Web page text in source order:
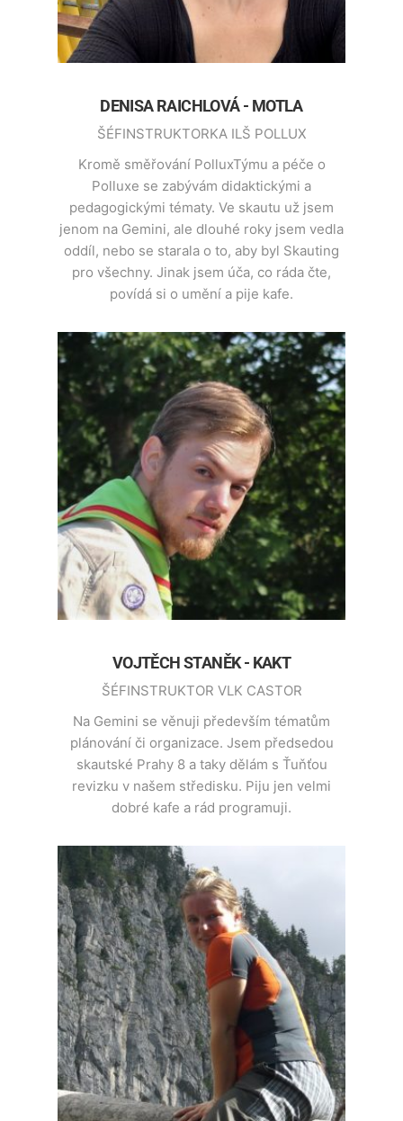
DENISA RAICHLOVÁ - MOTLA
ŠÉFINSTRUKTORKA ILŠ POLLUX
Kromě směřování PolluxTýmu a péče o
Polluxe se zabývám didaktickými a
pedagogickými tématy. Ve skautu už jsem
jenom na Gemini, ale dlouhé roky jsem vedla
oddíl, nebo se starala o to, aby byl Skauting
pro všechny. Jinak jsem úča, co ráda čte,
povídá si o umění a pije kafe.
VOJTĚCH STANĚK - KAKT
ŠÉFINSTRUKTOR VLK CASTOR
Na Gemini se věnuji především tématům
plánování či organizace. Jsem předsedou
skautské Prahy 8 a taky dělám s Ťuňťou
revizku v našem středisku. Piju jen velmi
dobré kafe a rád programuji.